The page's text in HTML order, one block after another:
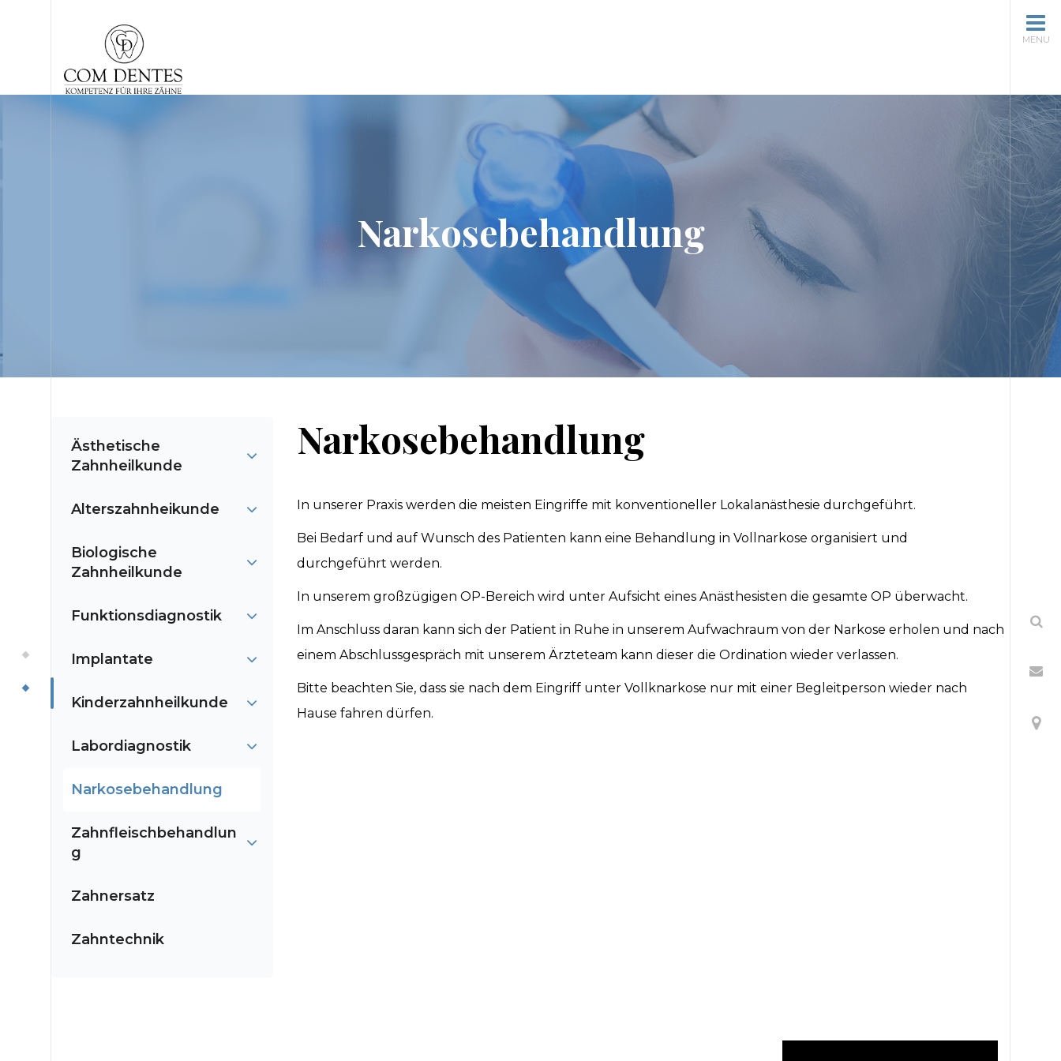
Narkose­behandlung
Ästhetische
Zahnheilkunde
Alterszahnheikunde
Biologische
Zahnheilkunde
Funktionsdiagnostik
Implantate
Kinderzahnheilkunde
Labordiagnostik
Narkosebehandlung
Zahnfleischbehandlun
g
Zahnersatz
Zahntechnik
Narkose­behandlung
In unserer Praxis werden die meisten Eingriffe mit konventioneller Lokalanästhesie durchgeführt.
Bei Bedarf und auf Wunsch des Patienten kann eine Behandlung in Vollnarkose organisiert und
durchgeführt werden.
In unserem großzügigen OP-Bereich wird unter Aufsicht eines Anästhesisten die gesamte OP überwacht.
Im Anschluss daran kann sich der Patient in Ruhe in unserem Aufwachraum von der Narkose erholen und nach
einem Abschlussgespräch mit unserem Ärzteteam kann dieser die Ordination wieder verlassen.
Bitte beachten Sie, dass sie nach dem Eingriff unter Vollknarkose nur mit einer Begleitperson wieder nach
Hause fahren dürfen.